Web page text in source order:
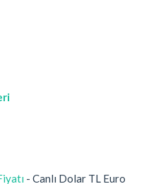
- Canlı Dolar TL Euro